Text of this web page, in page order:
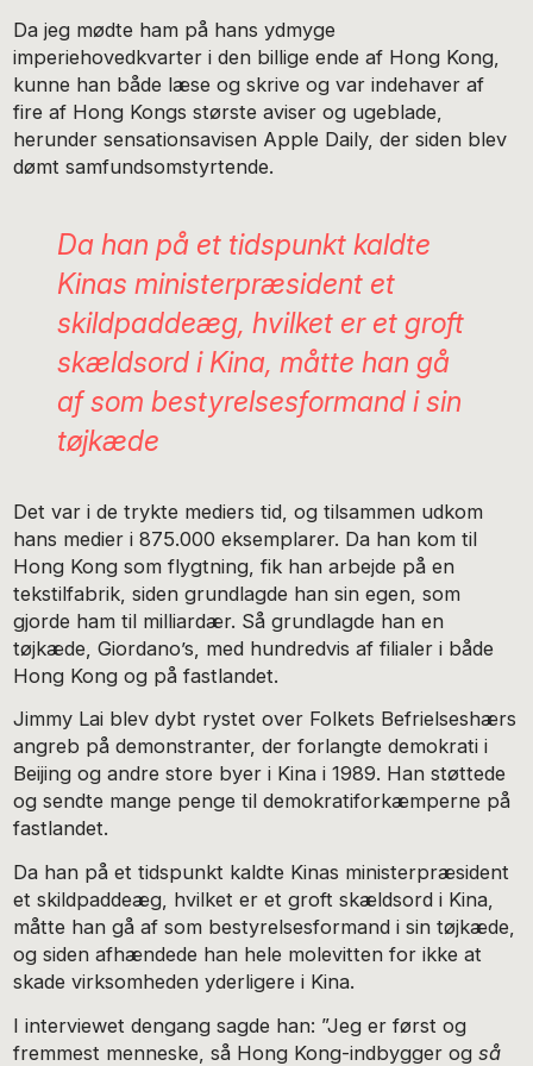
Da jeg mødte ham på hans ydmyge
imperiehovedkvarter i den billige ende af Hong Kong,
kunne han både læse og skrive og var indehaver af
fire af Hong Kongs største aviser og ugeblade,
herunder sensationsavisen Apple Daily, der siden blev
dømt samfundsomstyrtende.
Da han på et tidspunkt kaldte
Kinas ministerpræsident et
skildpaddeæg, hvilket er et groft
skældsord i Kina, måtte han gå
af som bestyrelsesformand i sin
tøjkæde
Det var i de trykte mediers tid, og tilsammen udkom
hans medier i 875.000 eksemplarer. Da han kom til
Hong Kong som flygtning, fik han arbejde på en
tekstilfabrik, siden grundlagde han sin egen, som
gjorde ham til milliardær. Så grundlagde han en
tøjkæde, Giordano’s, med hundredvis af filialer i både
Hong Kong og på fastlandet.
Jimmy Lai blev dybt rystet over Folkets Befrielseshærs
angreb på demonstranter, der forlangte demokrati i
Beijing og andre store byer i Kina i 1989. Han støttede
og sendte mange penge til demokratiforkæmperne på
fastlandet.
Da han på et tidspunkt kaldte Kinas ministerpræsident
et skildpaddeæg, hvilket er et groft skældsord i Kina,
måtte han gå af som bestyrelsesformand i sin tøjkæde,
og siden afhændede han hele molevitten for ikke at
skade virksomheden yderligere i Kina.
I interviewet dengang sagde han: ”Jeg er først og
fremmest menneske, så Hong Kong-indbygger også